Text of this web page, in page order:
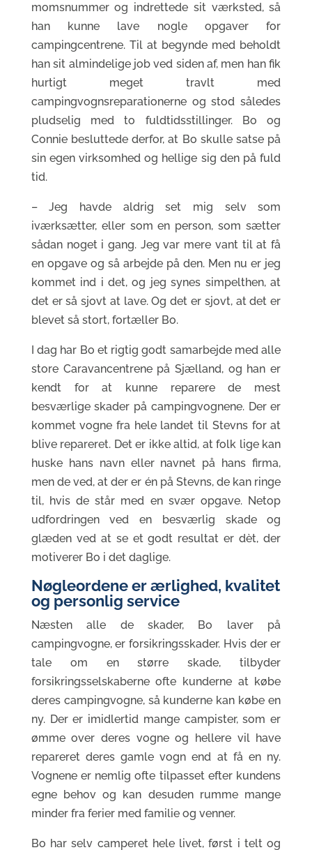
momsnummer og indrettede sit værksted, så
han kunne lave nogle opgaver for
campingcentrene. Til at begynde med beholdt
han sit almindelige job ved siden af, men han fik
hurtigt meget travlt med
campingvognsreparationerne og stod således
pludselig med to fuldtidsstillinger. Bo og
Connie besluttede derfor, at Bo skulle satse på
sin egen virksomhed og hellige sig den på fuld
tid.
– Jeg havde aldrig set mig selv som
iværksætter, eller som en person, som sætter
sådan noget i gang. Jeg var mere vant til at få
en opgave og så arbejde på den. Men nu er jeg
kommet ind i det, og jeg synes simpelthen, at
det er så sjovt at lave. Og det er sjovt, at det er
blevet så stort, fortæller Bo.
I dag har Bo et rigtig godt samarbejde med alle
store Caravancentrene på Sjælland, og han er
kendt for at kunne reparere de mest
besværlige skader på campingvognene. Der er
kommet vogne fra hele landet til Stevns for at
blive repareret. Det er ikke altid, at folk lige kan
huske hans navn eller navnet på hans firma,
men de ved, at der er én på Stevns, de kan ringe
til, hvis de står med en svær opgave. Netop
udfordringen ved en besværlig skade og
glæden ved at se et godt resultat er dèt, der
motiverer Bo i det daglige.
Nøgleordene er ærlighed, kvalitet
og personlig service
Næsten alle de skader, Bo laver på
campingvogne, er forsikringsskader. Hvis der er
tale om en større skade, tilbyder
forsikringsselskaberne ofte kunderne at købe
deres campingvogne, så kunderne kan købe en
ny. Der er imidlertid mange campister, som er
ømme over deres vogne og hellere vil have
repareret deres gamle vogn end at få en ny.
Vognene er nemlig ofte tilpasset efter kundens
egne behov og kan desuden rumme mange
minder fra ferier med familie og venner.
Bo har selv camperet hele livet, først i telt og